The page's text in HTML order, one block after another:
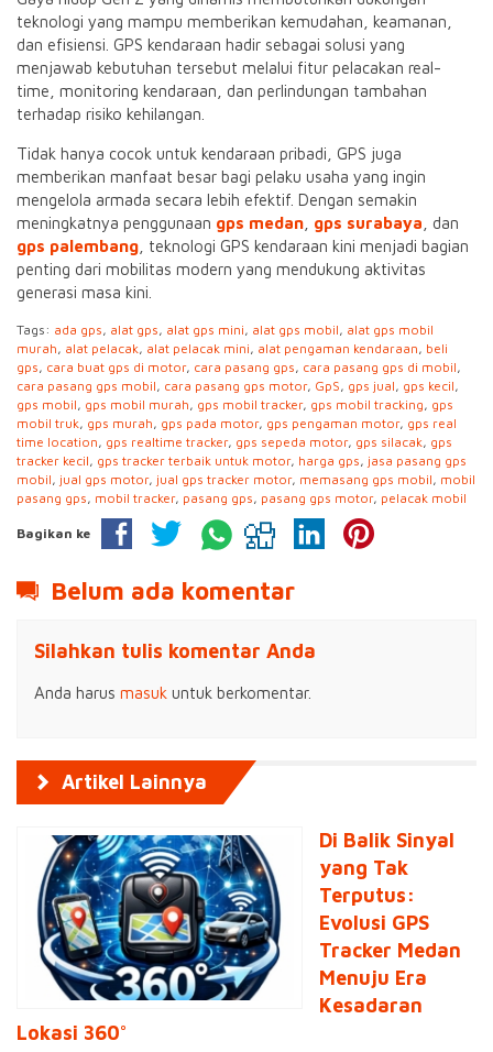
teknologi yang mampu memberikan kemudahan, keamanan,
dan efisiensi. GPS kendaraan hadir sebagai solusi yang
menjawab kebutuhan tersebut melalui fitur pelacakan real-
time, monitoring kendaraan, dan perlindungan tambahan
terhadap risiko kehilangan.
Tidak hanya cocok untuk kendaraan pribadi, GPS juga
memberikan manfaat besar bagi pelaku usaha yang ingin
mengelola armada secara lebih efektif. Dengan semakin
meningkatnya penggunaan gps medan gps surabaya , dan
gps palembang , teknologi GPS kendaraan kini menjadi bagian
penting dari mobilitas modern yang mendukung aktivitas
generasi masa kini.
Tags: ada gps, alat gps, alat gps mini, alat gps mobil, alat gps mobil
murah, alat pelacak, alat pelacak mini, alat pengaman kendaraan, beli
gps, cara buat gps di motor, cara pasang gps, cara pasang gps di mobil,
cara pasang gps mobil, cara pasang gps motor, GpS, gps jual, gps kecil,
gps mobil, gps mobil murah, gps mobil tracker, gps mobil tracking, gps
mobil truk, gps murah, gps pada motor, gps pengaman motor, gps real
time location, gps realtime tracker, gps sepeda motor, gps silacak, gps
tracker kecil, gps tracker terbaik untuk motor, harga gps, jasa pasang gps
mobil, jual gps motor, jual gps tracker motor, memasang gps mobil, mobil
pasang gps, mobil tracker, pasang gps, pasang gps motor, pelacak mobil
Bagikan ke
Belum ada komentar
Silahkan tulis komentar Anda
Anda harus masuk untuk berkomentar.
Artikel Lainnya
Di Balik Sinyal
yang Tak
Terputus:
Evolusi GPS
Tracker Medan
Menuju Era
Kesadaran
Lokasi 360°